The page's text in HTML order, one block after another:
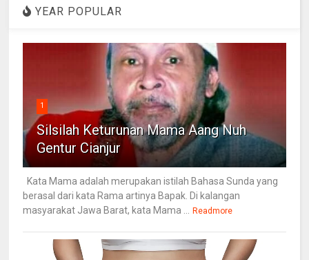
YEAR POPULAR
1
Silsilah Keturunan Mama Aang Nuh
Gentur Cianjur
Kata Mama adalah merupakan istilah Bahasa Sunda yang
berasal dari kata Rama artinya Bapak. Di kalangan
masyarakat Jawa Barat, kata Mama ... Readmore